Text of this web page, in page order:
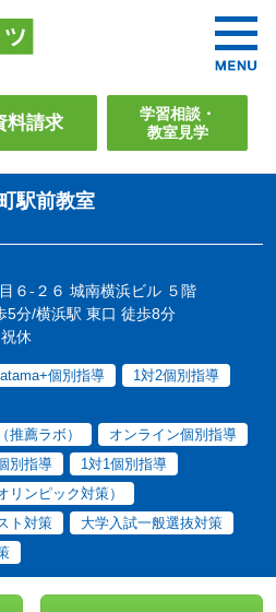
料請求
学習相談・
教室見学
駅前教室
６-２６ 城南横浜ビル ５階
5分/横浜駅 東口 徒歩8分
休
atama+個別指導
1対2個別指導
薦ラボ）
オンライン個別指導
別指導
1対1個別指導
リンピック対策）
ト対策
大学入試一般選抜対策